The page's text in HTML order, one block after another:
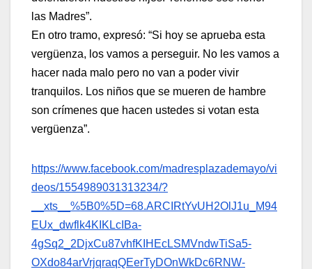
las Madres”.
En otro tramo, expresó: “Si hoy se aprueba esta
vergüenza, los vamos a perseguir. No les vamos a
hacer nada malo pero no van a poder vivir
tranquilos. Los niños que se mueren de hambre
son crímenes que hacen ustedes si votan esta
vergüenza”.
https://www.facebook.com/madresplazademayo/vi
deos/1554989031313234/?
__xts__%5B0%5D=68.ARCIRtYvUH2OlJ1u_M94
EUx_dwflk4KIKLcIBa-
4gSq2_2DjxCu87vhfKIHEcLSMVndwTiSa5-
OXdo84arVrjqraqQEerTyDOnWkDc6RNW-